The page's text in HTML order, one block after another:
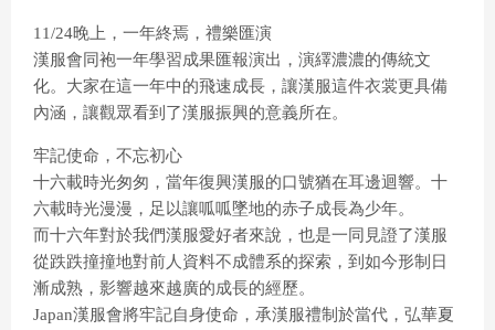
11/24晚上，一年終焉，禮樂匯演
漢服會同袍一年學習成果匯報演出，演繹濃濃的傳統文
化。大家在這一年中的飛速成長，讓漢服這件衣裳更具備
內涵，讓觀眾看到了漢服振興的意義所在。
牢記使命，不忘初心
十六載時光匆匆，當年復興漢服的口號猶在耳邊迴響。十
六載時光漫漫，足以讓呱呱墜地的赤子成長為少年。
而十六年對於我們漢服愛好者來說，也是一同見證了漢服
從跌跌撞撞地對前人資料不成體系的探索，到如今形制日
漸成熟，影響越來越廣的成長的經歷。
Japan漢服會將牢記自身使命，承漢服禮制於當代，弘華夏